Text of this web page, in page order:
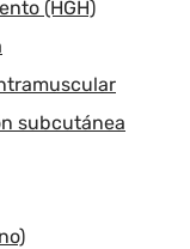
(HGH)
subcutánea